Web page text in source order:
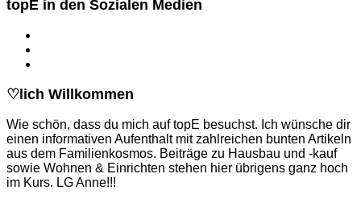
topE in den Sozialen Medien
♡lich Willkommen
Wie schön, dass du mich auf topE besuchst. Ich wünsche dir
einen informativen Aufenthalt mit zahlreichen bunten Artikeln
aus dem Familienkosmos. Beiträge zu Hausbau und -kauf
sowie Wohnen & Einrichten stehen hier übrigens ganz hoch
im Kurs. LG Anne!!!